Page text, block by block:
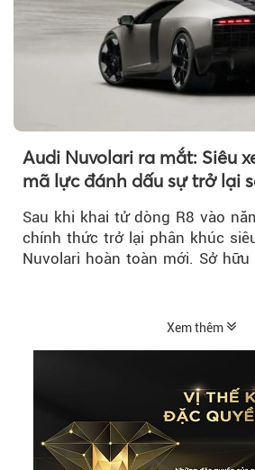
Audi Nuvolari ra mắt: Siêu
mã lực đánh dấu sự trở lại
Sau khi khai tử dòng R8 vào
chính thức trở lại phân khúc
Nuvolari hoàn toàn mới. Sở
xem là tuyên ngôn mới của
Xem thêm